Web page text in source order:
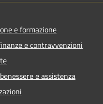
e formazione
e contravvenzioni
e assistenza